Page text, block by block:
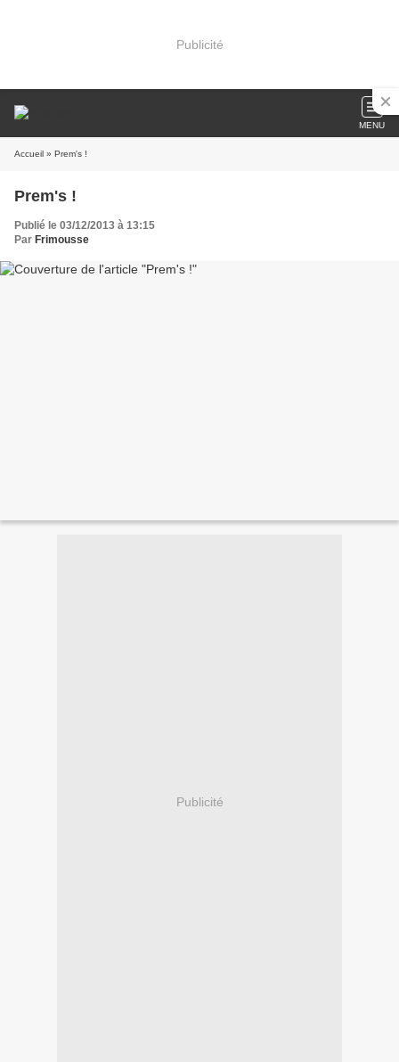
Publicité
MENU
Accueil » Prem's !
Prem's !
Publié le 03/12/2013 à 13:15
Par Frimousse
Publicité